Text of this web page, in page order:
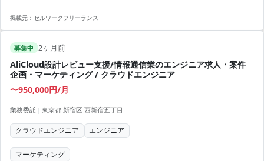
掲載元： セルワークフリーランス
募集中 2ヶ月前
AliCloud設計レビュー支援/情報通信業のエンジニア求人・案件
企画・マーケティング / クラウドエンジニア
〜950,000円/月
業務委託 | 東京都 新宿区 西新宿五丁目
クラウドエンジニア エンジニア
マーケティング